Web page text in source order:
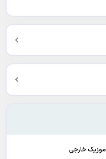
موزیک خارجی